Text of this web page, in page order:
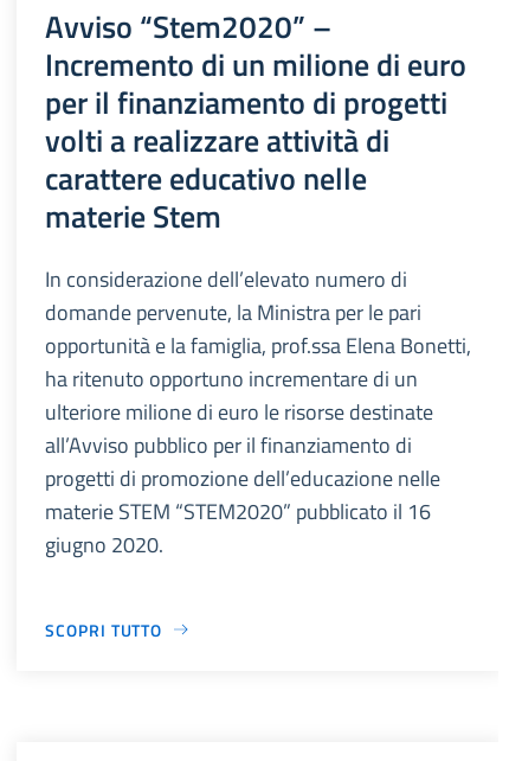
Avviso “Stem2020” –
Incremento di un milione di euro
per il finanziamento di progetti
volti a realizzare attività di
carattere educativo nelle
materie Stem
In considerazione dell’elevato numero di
domande pervenute, la Ministra per le pari
opportunità e la famiglia, prof.ssa Elena Bonetti,
ha ritenuto opportuno incrementare di un
ulteriore milione di euro le risorse destinate
all’Avviso pubblico per il finanziamento di
progetti di promozione dell’educazione nelle
materie STEM “STEM2020” pubblicato il 16
giugno 2020.
SCOPRI TUTTO